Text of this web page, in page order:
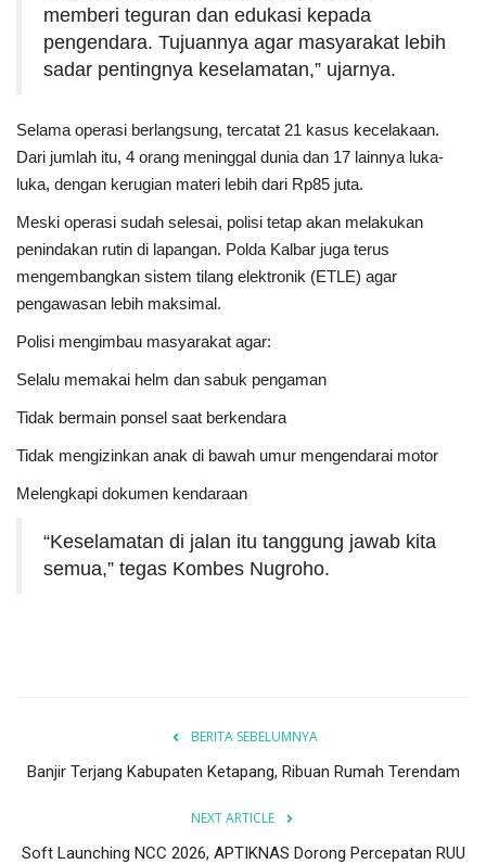
memberi teguran dan edukasi kepada
pengendara. Tujuannya agar masyarakat lebih
sadar pentingnya keselamatan,” ujarnya.
Selama operasi berlangsung, tercatat 21 kasus kecelakaan.
Dari jumlah itu, 4 orang meninggal dunia dan 17 lainnya luka-
luka, dengan kerugian materi lebih dari Rp85 juta.
Meski operasi sudah selesai, polisi tetap akan melakukan
penindakan rutin di lapangan. Polda Kalbar juga terus
mengembangkan sistem tilang elektronik (ETLE) agar
pengawasan lebih maksimal.
Polisi mengimbau masyarakat agar:
Selalu memakai helm dan sabuk pengaman
Tidak bermain ponsel saat berkendara
Tidak mengizinkan anak di bawah umur mengendarai motor
Melengkapi dokumen kendaraan
“Keselamatan di jalan itu tanggung jawab kita
semua,” tegas Kombes Nugroho.
BERITA SEBELUMNYA
Banjir Terjang Kabupaten Ketapang, Ribuan Rumah Terendam
NEXT ARTICLE
Soft Launching NCC 2026, APTIKNAS Dorong Percepatan RUU